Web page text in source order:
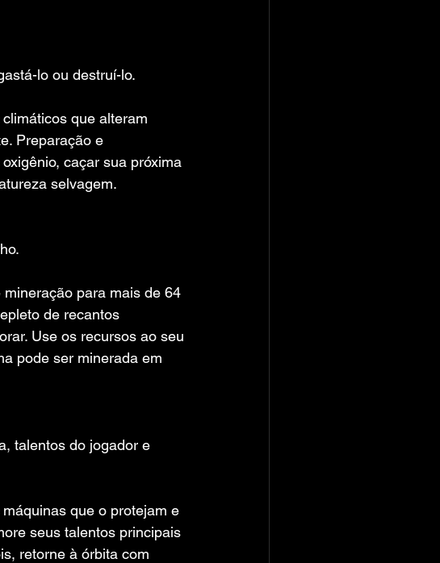
lo ou destruí-lo.
que alteram
Preparação e
caçar sua próxima
selvagem.
para mais de 64
de recantos
Use os recursos ao seu
pode ser minerada em
talentos do jogador e
que o protejam e
seus talentos principais
retorne à órbita com